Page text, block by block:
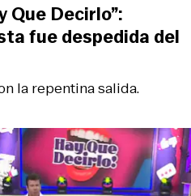
la repentina salida.
Que Decirlo”:
fue despedida del